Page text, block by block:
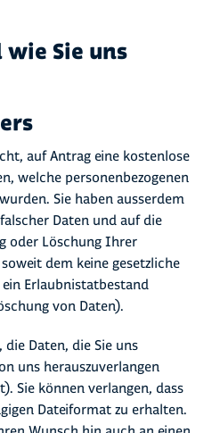
Sie uns
auf Antrag eine kostenlose
welche personenbezogenen
Sie haben ausserdem
Daten und auf die
oder Löschung Ihrer
dem keine gesetzliche
Erlaubnistatbestand
von Daten).
die Daten, die Sie uns
uns herauszuverlangen
Sie können verlangen, dass
Dateiformat zu erhalten.